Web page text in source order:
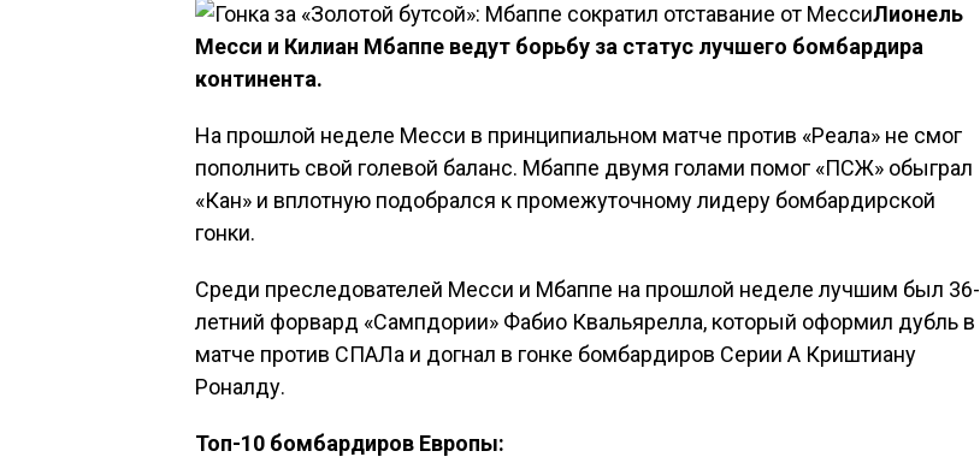
Лионель
Месси и Килиан Мбаппе ведут борьбу за статус лучшего бомбардира
континента.
На прошлой неделе Месси в принципиальном матче против «Реала» не смог
пополнить свой голевой баланс. Мбаппе двумя голами помог «ПСЖ» обыграл
«Кан» и вплотную подобрался к промежуточному лидеру бомбардирской
гонки.
Среди преследователей Месси и Мбаппе на прошлой неделе лучшим был 36-
летний форвард «Сампдории» Фабио Квальярелла, который оформил дубль в
матче против СПАЛа и догнал в гонке бомбардиров Серии А Криштиану
Роналду.
Топ-10 бомбардиров Европы: